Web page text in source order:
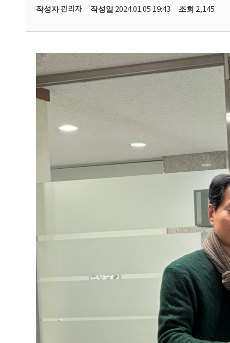
작성자관리자 작성일 2024.01.05 19:43 조회 2,145